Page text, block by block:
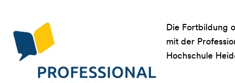
Die Fortbildung
mit der
Hochschule